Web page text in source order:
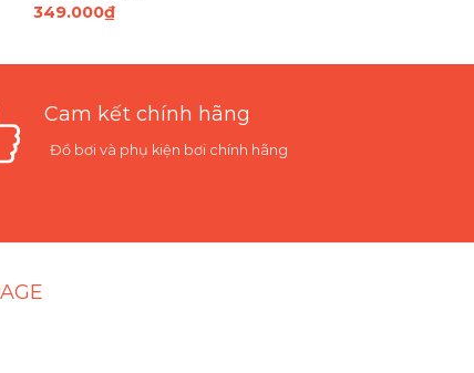
349.000₫
Cam kết chính hãng
Đồ bơi và phụ kiện bơi chính hãng